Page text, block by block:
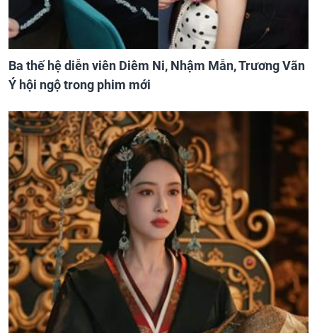
Ba thế hệ diễn viên Diêm Ni, Nhậm Mẫn, Trương Vãn
Ý hội ngộ trong phim mới